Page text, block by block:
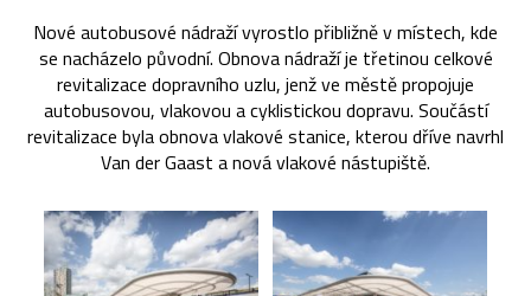
Nové autobusové nádraží vyrostlo přibližně v místech, kde
se nacházelo původní. Obnova nádraží je třetinou celkové
revitalizace dopravního uzlu, jenž ve městě propojuje
autobusovou, vlakovou a cyklistickou dopravu. Součástí
revitalizace byla obnova vlakové stanice, kterou dříve navrhl
Van der Gaast a nová vlakové nástupiště.